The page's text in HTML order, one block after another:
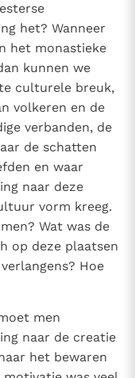
het? Wanneer
het monastieke
kunnen we
culturele breuk,
volkeren en de
verbanden, de
de schatten
en waar
naar deze
vorm kreeg.
Wat was de
op deze plaatsen
Hoe
men
naar de creatie
het bewaren